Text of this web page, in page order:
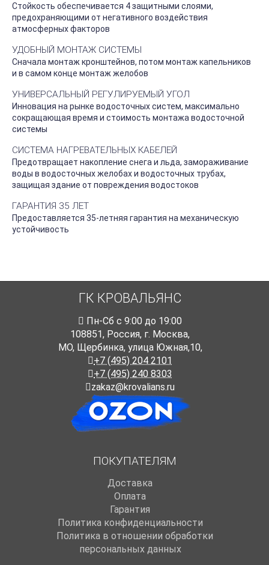
Стойкость обеспечивается 4 защитными слоями,
предохраняющими от негативного воздействия
атмосферных факторов
УДОБНЫЙ МОНТАЖ СИСТЕМЫ
Сначала монтаж кронштейнов, потом монтаж капельников
и в самом конце монтаж желобов
УНИВЕРСАЛЬНЫЙ РЕГУЛИРУЕМЫЙ УГОЛ
Инновация на рынке водосточных систем, максимально
сокращающая время и стоимость монтажа водосточной
системы
СИСТЕМА НАГРЕВАТЕЛЬНЫХ КАБЕЛЕЙ
Предотвращает накопление снега и льда, замораживание
воды в водосточных желобах и водосточных трубах,
защищая здание от повреждения водостоков
ГАРАНТИЯ 35 ЛЕТ
Предоставляется 35-летняя гарантия на механическую
устойчивость
ГК КРОВАЛЬЯНС
Пн-Cб с 9:00 до 19:00
108851, Россия, г. Москва,
МО, Щербинка, улица Южная,10,
+7 (495) 204 2101
+7 (495) 240 8303
zakaz@krovalians.ru
ПОКУПАТЕЛЯМ
Доставка
Оплата
Гарантия
Политика конфиденциальности
Политика в отношении обработки
персональных данных